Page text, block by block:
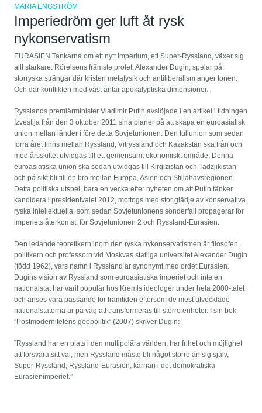
MARIA ENGSTRÖM
Imperiedröm ger luft åt rysk
nykonservatism
EURASIEN Tankarna om ett nytt imperium, ett Super-Ryssland, växer sig
allt starkare. Rörelsens främste profet, Alexander Dugin, spelar på
storryska strängar där kristen metafysik och antiliberalism anger tonen.
Och där konflikten med väst antar apokalyptiska dimensioner.
Rysslands premiärminister Vladimir Putin avslöjade i en artikel i tidningen
Izvestija från den 3 oktober 2011 sina planer på att skapa en euroasiatisk
union mellan länder i före detta Sovjetunionen. Den tullunion som sedan
förra året finns mellan Ryssland, Vitryssland och Kazakstan ska från och
med årsskiftet utvidgas till ett gemensamt ekonomiskt område. Denna
euroasiatiska union ska sedan utvidgas till Kirgizistan och Tadzjikistan
och på sikt bli till en bro mellan Europa, Asien och Stillahavsregionen.
Detta politiska utspel, bara en vecka efter nyheten om att Putin tänker
kandidera i presidentvalet 2012, mottogs med stor glädje av konservativa
ryska intellektuella, som sedan Sovjetunionens sönderfall propagerar för
imperiets återkomst, för Sovjetunionen 2 och Ryssland-Eurasien.
Den ledande teoretikern inom den ryska nykonservatismen är filosofen,
politikern och professorn vid Moskvas statliga universitet Alexander Dugin
(född 1962), vars namn i Ryssland är synonymt med ordet Eurasien.
Dugins vision av Ryssland som euroasiatiska imperiet och inte en
nationalstat har varit populär hos Kremls ideologer under hela 2000-talet
och anses vara passande för framtiden eftersom de mest utvecklade
nationalstaterna är på väg att transformeras till större enheter. I sin bok
”Postmodernitetens geopolitik” (2007) skriver Dugin:
”Ryssland har en plats i den multipolära världen, har frihet och möjlighet
att försvara sitt val, men Ryssland måste bli något större än sig själv,
Super-Ryssland, Ryssland-Eurasien, kärnan i det demokratiska
Eurasienimperiet.”